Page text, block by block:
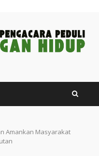
Amankan Masyarakat